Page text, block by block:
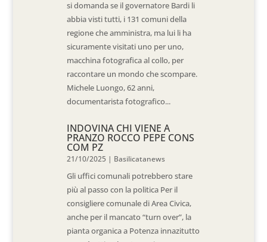
si domanda se il governatore Bardi li
abbia visti tutti, i 131 comuni della
regione che amministra, ma lui li ha
sicuramente visitati uno per uno,
macchina fotografica al collo, per
raccontare un mondo che scompare.
Michele Luongo, 62 anni,
documentarista fotografico...
INDOVINA CHI VIENE A
PRANZO ROCCO PEPE CONS
COM PZ
21/10/2025 | Basilicatanews
Gli uffici comunali potrebbero stare
più al passo con la politica Per il
consigliere comunale di Area Civica,
anche per il mancato “turn over”, la
pianta organica a Potenza innazitutto